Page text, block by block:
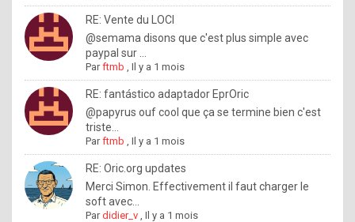
a
n
t
o
n
o
w
h
RE: Vente du LOCI
@semama disons que c'est plus simple avec
paypal sur ...
Parftmb ,Il y a 1 mois
RE: fantástico adaptador EprOric
@papyrus ouf cool que ça se termine bien c'est
triste...
Parftmb ,Il y a 1 mois
RE: Oric.org updates
Merci Simon. Effectivement il faut charger le
soft avec...
Pardidier_v ,Il y a 1 mois